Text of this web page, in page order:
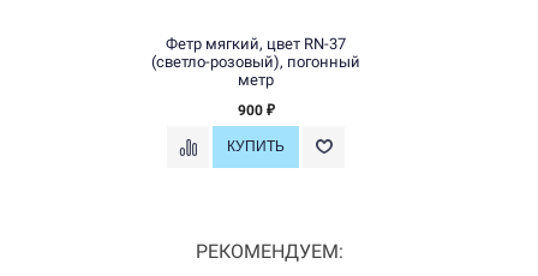
Фетр мягкий, цвет RN-37
(светло-розовый), погонный
метр
900 ₽
РЕКОМЕНДУЕМ: